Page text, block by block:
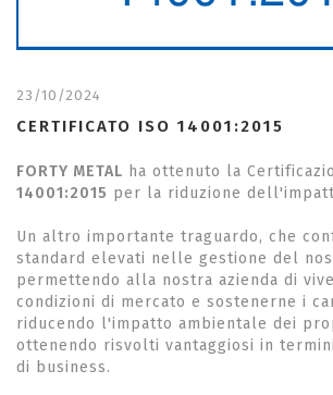
23/10/2024
CERTIFICATO ISO 14001:2015
FORTY METAL ha ottenuto la
14001:2015 per la riduzione
Un altro importante traguardo, che
standard elevati nelle gestione del
permettendo alla nostra azienda di
condizioni di mercato e sostenerne i
riducendo l'impatto ambientale dei
ottenendo risvolti vantaggiosi in
di business.